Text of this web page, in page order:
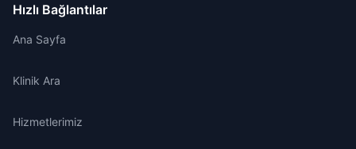
Hızlı Bağlantılar
Ana Sayfa
Klinik Ara
Hizmetlerimiz